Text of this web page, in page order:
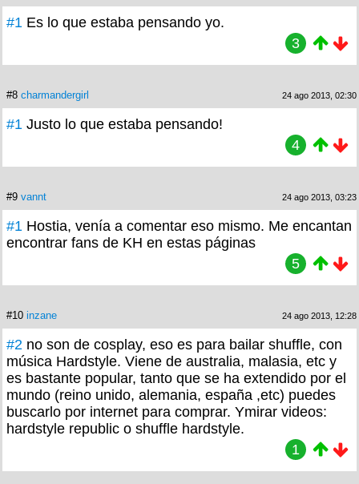
#1 Es lo que estaba pensando yo.
3
#8 charmandergirl 24 ago 2013, 02:30
#1 Justo lo que estaba pensando!
4
#9 vannt 24 ago 2013, 03:23
#1 Hostia, venía a comentar eso mismo. Me encantan
encontrar fans de KH en estas páginas
5
#10 inzane 24 ago 2013, 12:28
#2 no son de cosplay, eso es para bailar shuffle, con
música Hardstyle. Viene de australia, malasia, etc y
es bastante popular, tanto que se ha extendido por el
mundo (reino unido, alemania, españa ,etc) puedes
buscarlo por internet para comprar. Ymirar videos:
hardstyle republic o shuffle hardstyle.
1